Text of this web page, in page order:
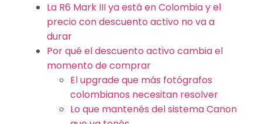
La R6 Mark III ya está en Colombia y el
precio con descuento activo no va a
durar
Por qué el descuento activo cambia el
momento de comprar
El upgrade que más fotógrafos
colombianos necesitan resolver
Lo que mantenés del sistema Canon